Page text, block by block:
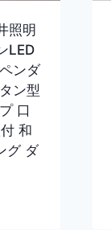
照明
LED
ンダ
ン型
口
和
グ ダ